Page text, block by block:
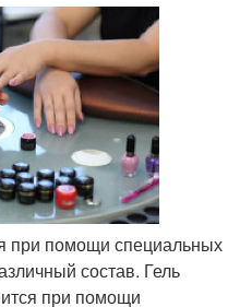
при помощи специальных
состав. Гель
при помощи